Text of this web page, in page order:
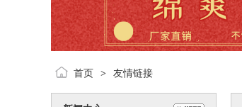
首页 > 友情链接